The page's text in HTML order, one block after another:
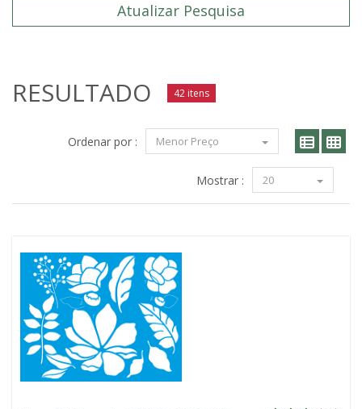
Atualizar Pesquisa
RESULTADO 42 itens
Ordenar por : Menor Preço
Mostrar : 20